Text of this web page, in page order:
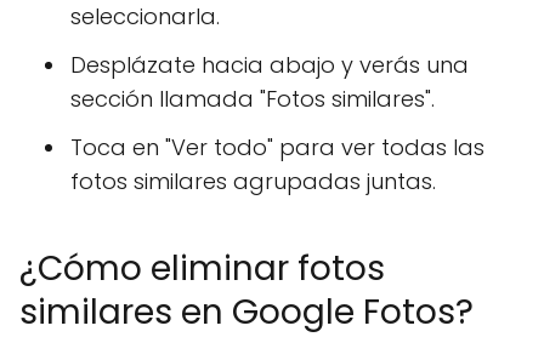
seleccionarla.
Desplázate hacia abajo y verás una
sección llamada "Fotos similares".
Toca en "Ver todo" para ver todas las
fotos similares agrupadas juntas.
¿Cómo eliminar fotos
similares en Google Fotos?